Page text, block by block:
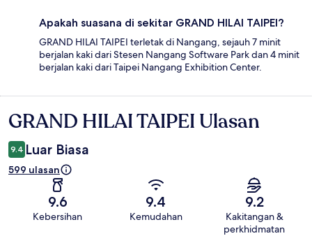
Apakah suasana di sekitar GRAND HILAI TAIPEI?
GRAND HILAI TAIPEI terletak di Nangang, sejauh 7 minit
berjalan kaki dari Stesen Nangang Software Park dan 4 minit
berjalan kaki dari Taipei Nangang Exhibition Center.
Ulasan
GRAND HILAI TAIPEI Ulasan
9.4 Luar Biasa
599 ulasan
9.6
Kebersihan
9.4
Kemudahan
9.2
Kakitangan &
perkhidmatan